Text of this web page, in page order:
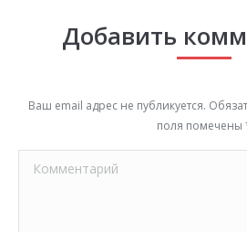
Добавить
Ваш email адрес не публикуется.
поля помечены
Комментарий